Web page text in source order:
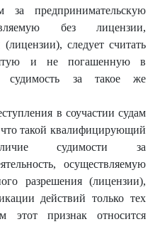
предпринимательскую
без лицензии,
следует считать
и не погашенную в
судимость за такое же
в соучастии судам
такой квалифицирующий
судимости за
осуществляемую
разрешения (лицензии),
действий только тех
этот признак относится